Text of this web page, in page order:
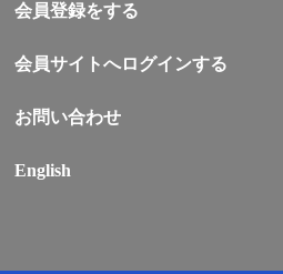
会員登録をする
会員サイトへログインする
お問い合わせ
English